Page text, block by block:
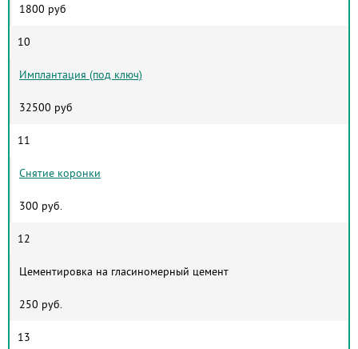
1800 руб
10
Имплантация (под ключ)
32500 руб
11
Снятие коронки
300 руб.
12
Цементировка на гласиномерный цемент
250 руб.
13